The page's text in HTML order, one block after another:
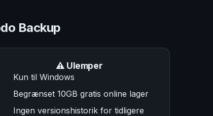
Backup
⚠️ Ulemper
Kun til Windows
Begrænset 10GB gratis online lager
Ingen versionshistorik for tidligere